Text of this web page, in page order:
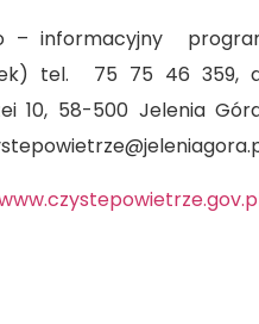
– informacyjny
tel. 75 75 46 359,
10, 58-500 Jelenia